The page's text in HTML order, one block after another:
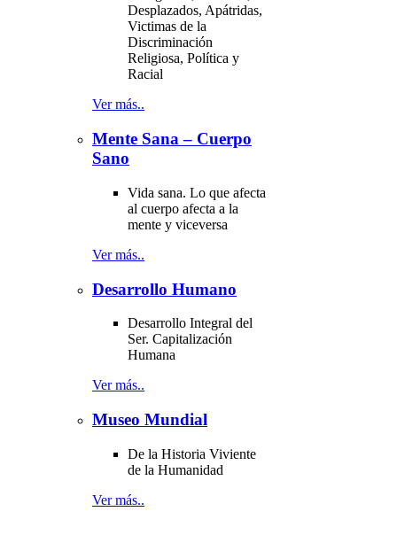
Desplazados, Apátridas,
Victimas de la
Discriminación
Religiosa, Política y
Racial
Ver más..
Mente Sana – Cuerpo
Sano
Vida sana. Lo que afecta
al cuerpo afecta a la
mente y viceversa
Ver más..
Desarrollo Humano
Desarrollo Integral del
Ser. Capitalización
Humana
Ver más..
Museo Mundial
De la Historia Viviente
de la Humanidad
Ver más..